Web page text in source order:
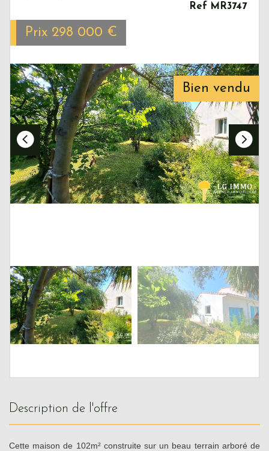
Bien vendu
Ref MR3747
Prix 298 000 €
description de l'offre
Cette maison de 102m² construite sur un beau terrain arboré de